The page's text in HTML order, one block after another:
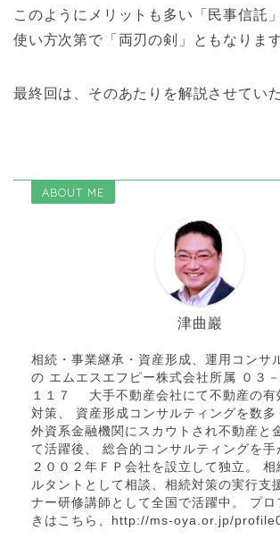
このようにメリットも多い「民事信託
使い方次第で「両刃の剣」ともなります
最終回は、そのあたりを解説させてい
ABOUT ME
津曲巖
相続・事業継承・資産形成、運用コンサ
の エムエスエフピー株式会社所属 ０３
１１７ 大手不動産会社にて不動産の有
対策、 資産形成コンサルティングを数多
外資系金融機関にスカウトされ不動産と
て活躍後、 総合的コンサルティングを手
２００２年ＦＰ会社を設立して独立。
ルタントとして相談、相続対策の実行支
ナー研修講師として全国で活躍中。 プロ
きはこちら、http://ms-oya.or.jp/